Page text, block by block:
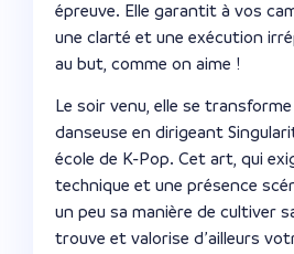
épreuve. Elle garantit à vos
une clarté et une exécution
au but, comme on aime !
Le soir venu, elle se
danseuse en dirigeant
école de K-Pop. Cet art, qui
technique et une présence
un peu sa manière de cultiver
trouve et valorise d’ailleurs